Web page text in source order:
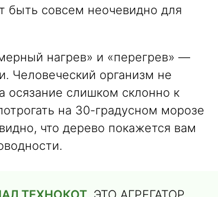
быть совсем неочевидно для
нагрев» и «перегрев» —
Человеческий организм не
слишком склонно к
на 30-градусном морозе
что дерево покажется вам